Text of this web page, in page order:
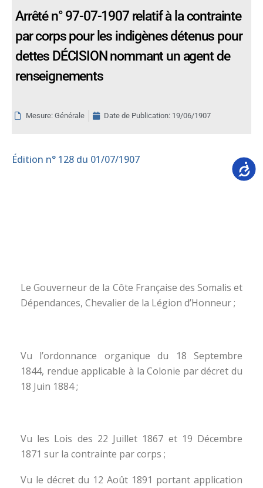
Arrêté n° 97-07-1907 relatif à la contrainte
par corps pour les indigènes détenus pour
dettes DÉCISION nommant un agent de
renseignements
Mesure: Générale Date de Publication: 19/06/1907
Édition n° 128 du 01/07/1907
Le Gouverneur de la Côte Française des Somalis et
Dépendances, Chevalier de la Légion d’Honneur ;
Vu l’ordonnance organique du 18 Septembre
1844, rendue applicable à la Colonie par décret du
18 Juin 1884 ;
Vu les Lois des 22 Juillet 1867 et 19 Décembre
1871 sur la contrainte par corps ;
Vu le décret du 12 Août 1891 portant application